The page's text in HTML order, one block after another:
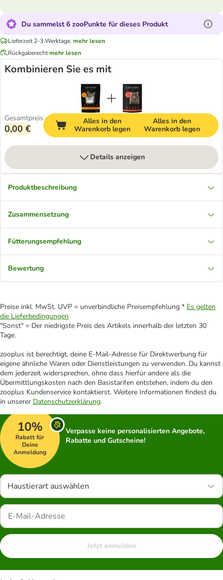
Du sammelst 6 zooPunkte für dieses Produkt
Lieferzeit 2-3 Werktage. mehr lesen
Rückgaberechtmehr lesen
Kombinieren Sie es mit
Gesamtpreis
0,00 €
Alles in den
Warenkorb legen
Alles in den
Warenkorb legen
Details anzeigen
Produktbeschreibung
Zusammensetzung
Fütterungsempfehlung
Bewertung
Preise inkl. MwSt. UVP = unverbindliche Preisempfehlung * Es gelten
die Lieferbedingungen
"Sonst" = Der niedrigste Preis des Artikels innerhalb der letzten 30
Tage.
zooplus ist berechtigt, deine E-Mail-Adresse für Direktwerbung für
eigene ähnliche Waren oder Dienstleistungen zu verwenden. Du kannst
dem jederzeit widersprechen, ohne dass hierfür andere als die
Übermittlungskosten nach den Basistarifen entstehen, indem du den
zooplus Kundenservice kontaktierst. Weitere Informationen findest du
in unserer Datenschutzerklärung.
10%
Rabatt für
Deine
Anmeldung
Verpasse keine personalisierten Angebote,
Rabatte und Gutscheine!
Haustierart auswählen
Jetzt anmelden